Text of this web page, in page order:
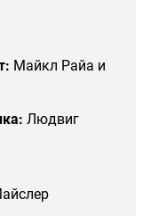
Майкл Райа и
Людвиг